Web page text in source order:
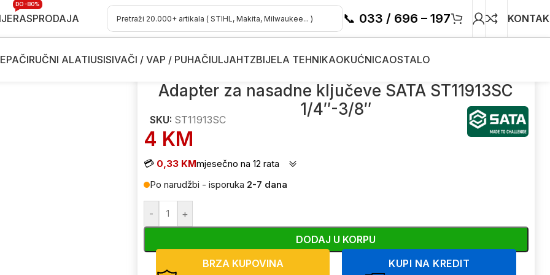
RASPRODAJA
DO -80%
📞 033 / 696 – 197
RUČNI ALATIUSISIVAČI / VAP / PUHAČIULJAHTZBIJELA TEHNIKAOKUĆNICAOSTALO
ključeve Adapter za nasadne ključeve SATA ST11913SC 1/4″-3/8″
Adapter za nasadne ključeve SATA ST11913SC
1/4″-3/8″
SKU: ST11913SC
4 KM
💳 0,33 KMmjesečno na 12 rata
Po narudžbi - isporuka 2-7 dana
- +
DODAJ U KORPU
BRZA KUPOVINA
KUPI NA KREDIT